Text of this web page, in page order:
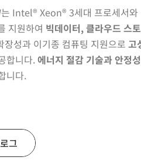
Intel® Xeon® 3세대 프로세서
지원하여 빅데이터, 클라우드 스
장성과 이기종 컴퓨팅 지원으로 고
합니다.에너지 절감 기술과 안정
니다.
그